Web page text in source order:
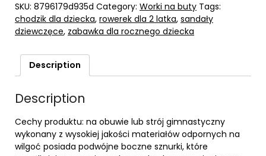
SKU: 8796179d935d Category: Worki na buty Tags:
chodzik dla dziecka, rowerek dla 2 latka, sandały
dziewczęce, zabawka dla rocznego dziecka
Description
Description
Cechy produktu: na obuwie lub strój gimnastyczny
wykonany z wysokiej jakości materiałów odpornych na
wilgoć posiada podwójne boczne sznurki, które